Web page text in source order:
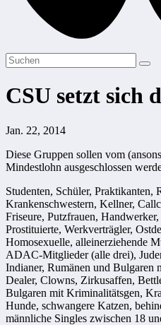
CSU setzt sich
Jan. 22, 2014
Diese Gruppen sollen vom
Mindestlohn ausgeschlossen
Studenten, Schüler, Praktikanten,
Krankenschwestern, Kellner,
Friseure, Putzfrauen,
Prostituierte, Werkverträgler,
Homosexuelle, alleinerziehende
ADAC-Mitglieder (alle drei),
Indianer, Rumänen und Bulgaren
Dealer, Clowns, Zirkusaffen,
Bulgaren mit Kriminalitätsgen,
Hunde, schwangere Katzen,
männliche Singles zwischen 18